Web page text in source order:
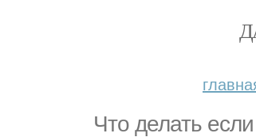
Что делать